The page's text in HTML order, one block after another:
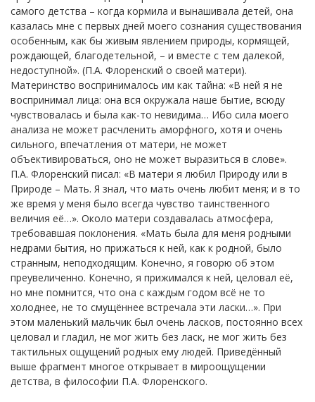
самого детства – когда кормила и вынашивала детей, она
казалась мне с первых дней моего сознания существования
особенным, как бы живым явлением природы, кормящей,
рождающей, благодетельной, – и вместе с тем далекой,
недоступной». (П.А. Флоренский о своей матери).
Материнство воспринималось им как тайна: «В ней я не
воспринимал лица: она вся окружала наше бытие, всюду
чувствовалась и была как-то невидима… Ибо сила моего
анализа не может расчленить аморфного, хотя и очень
сильного, впечатления от матери, не может
объективироваться, оно не может выразиться в слове».
П.А. Флоренский писал: «В матери я любил Природу или в
Природе – Мать. Я знал, что мать очень любит меня; и в то
же время у меня было всегда чувство таинственного
величия её…». Около матери создавалась атмосфера,
требовавшая поклонения. «Мать была для меня родными
недрами бытия, но прижаться к ней, как к родной, было
странным, неподходящим. Конечно, я говорю об этом
преувеличенно. Конечно, я прижимался к ней, целовал её,
но мне помнится, что она с каждым годом всё не то
холоднее, не то смущённее встречала эти ласки…». При
этом маленький мальчик был очень ласков, постоянно всех
целовал и гладил, не мог жить без ласк, не мог жить без
тактильных ощущений родных ему людей. Приведённый
выше фрагмент многое открывает в мироощущении
детства, в философии П.А. Флоренского.